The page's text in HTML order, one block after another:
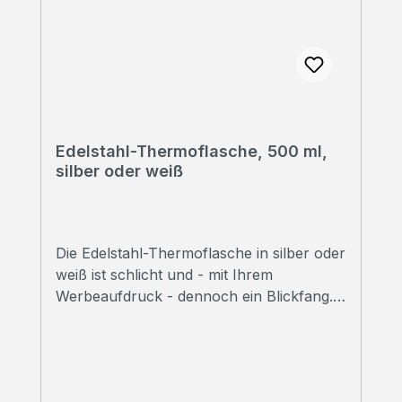
Edelstahl-Thermoflasche, 500 ml,
silber oder weiß
Die Edelstahl-Thermoflasche in silber oder
weiß ist schlicht und - mit Ihrem
Werbeaufdruck - dennoch ein Blickfang.